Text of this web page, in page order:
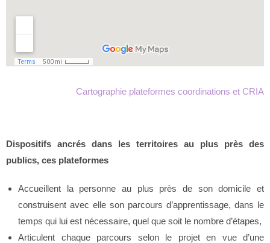
Cartographie plateformes coordinations et CRIA
Dispositifs ancrés dans les territoires au plus près des
publics, ces plateformes
Accueillent la personne au plus près de son domicile et
construisent avec elle son parcours d’apprentissage, dans le
temps qui lui est nécessaire, quel que soit le nombre d’étapes,
Articulent chaque parcours selon le projet en vue d’une